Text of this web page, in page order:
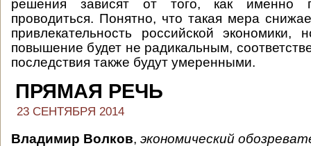
решения зависят от того, как именно
проводиться. Понятно, что такая мера
привлекательность российской
повышение будет не радикальным,
последствия также будут умеренными.
ПРЯМАЯ РЕЧЬ
23 СЕНТЯБРЯ 2014
Владимир Волков, экономический